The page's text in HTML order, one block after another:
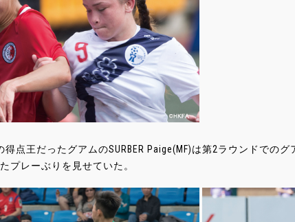
得点王だったグアムのSURBER Paige(MF)は第2ラウンドでの
プレーぶりを見せていた。